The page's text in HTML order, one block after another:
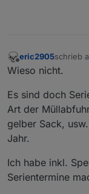
Offline
eric2905schrieb
zuletzt
Wieso nicht.
Es sind doch
Art der
gelber Sack,
Jahr.
Ich habe inkl.
Serientermine